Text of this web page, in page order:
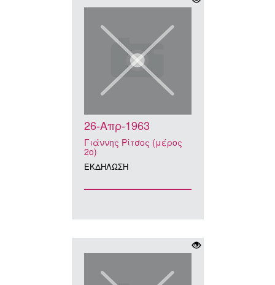
26-Απρ-1963
Γιάννης Ρίτσος (μέρος
2ο)
ΕΚΔΗΛΩΣΗ